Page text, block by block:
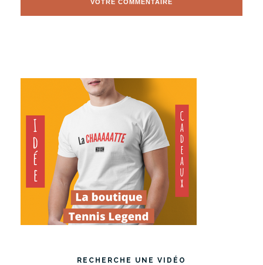
RECHERCHE UNE VIDÉO